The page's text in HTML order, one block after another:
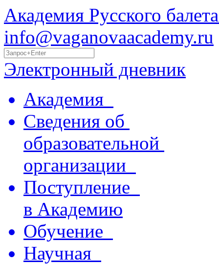
Академия Русского
info@vaganovaacademy.ru
Электронный дневник
Академия
Сведения об
образовательной
организации
Поступление
в Академию
Обучение
Научная